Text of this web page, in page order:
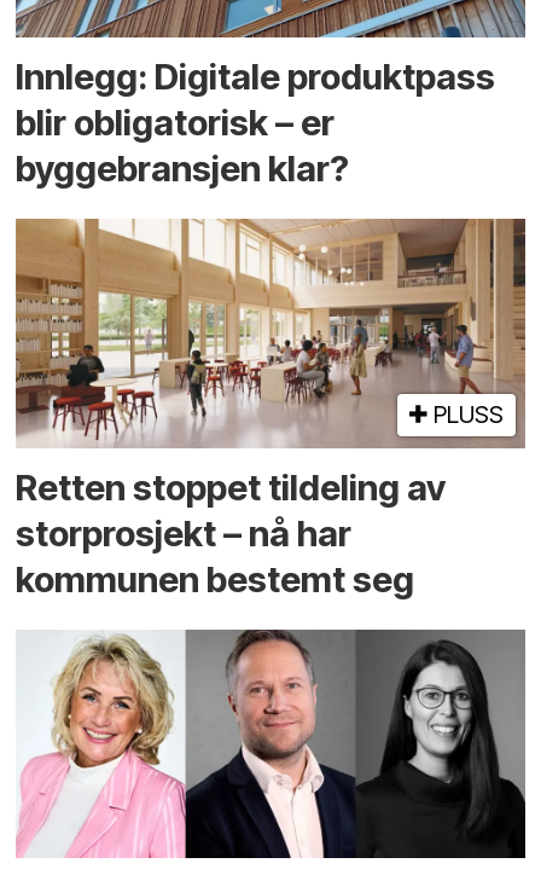
Innlegg: Digitale produktpass
blir obligatorisk – er
byggebransjen klar?
PLUSS
Retten stoppet tildeling av
storprosjekt – nå har
kommunen bestemt seg